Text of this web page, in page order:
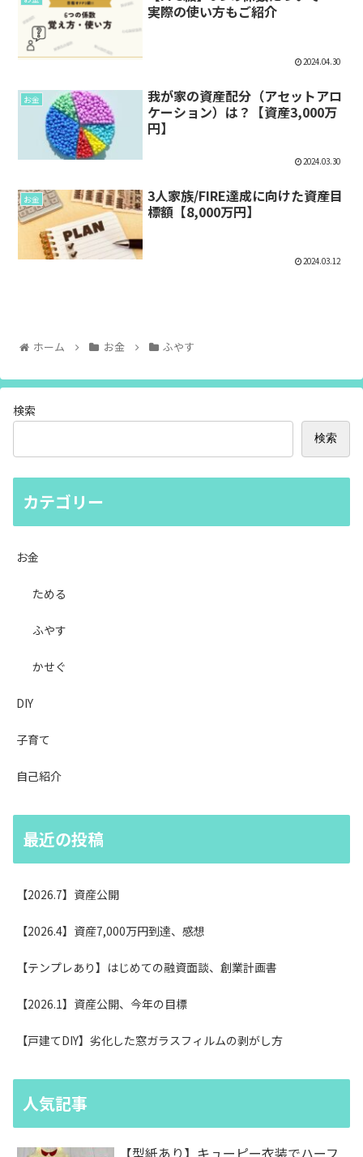
実際の使い方もご紹介
2024.04.30
お金
我が家の資産配分（アセットアロ
ケーション）は？【資産3,000万
円】
2024.03.30
お金
3人家族/FIRE達成に向けた資産目
標額【8,000万円】
2024.03.12
ホーム お金 ふやす
検索
検索
カテゴリー
お金
ためる
ふやす
かせぐ
DIY
子育て
自己紹介
最近の投稿
【2026.7】資産公開
【2026.4】資産7,000万円到達、感想
【テンプレあり】はじめての融資面談、創業計画書
【2026.1】資産公開、今年の目標
【戸建てDIY】劣化した窓ガラスフィルムの剥がし方
人気記事
【型紙あり】キューピー衣装でハーフ